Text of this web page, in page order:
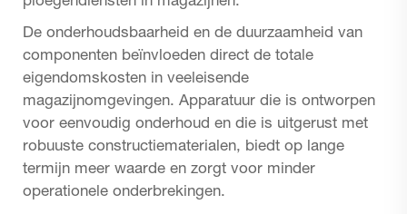
De onderhoudsbaarheid en de duurzaamheid van
componenten beïnvloeden direct de totale
eigendomskosten in veeleisende
magazijnomgevingen. Apparatuur die is ontworpen
voor eenvoudig onderhoud en die is uitgerust met
robuuste constructiematerialen, biedt op lange
termijn meer waarde en zorgt voor minder
operationele onderbrekingen.